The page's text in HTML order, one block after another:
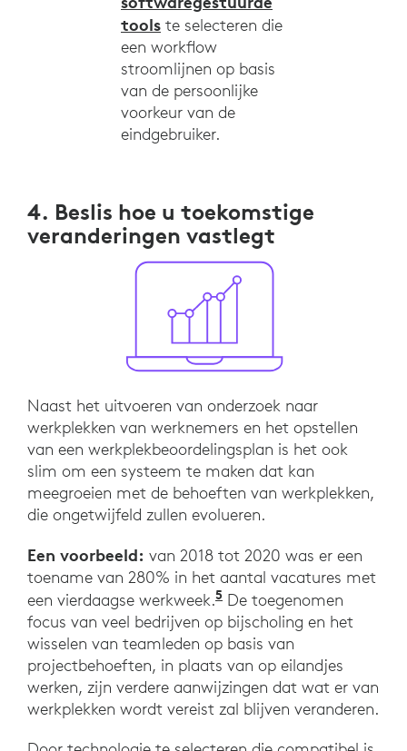
tools te selecteren die
een workflow
stroomlijnen op basis
van de persoonlijke
voorkeur van de
eindgebruiker.
4. Beslis hoe u toekomstige
veranderingen vastlegt
Naast het uitvoeren van onderzoek naar
werkplekken van werknemers en het opstellen
van een werkplekbeoordelingsplan is het ook
slim om een systeem te maken dat kan
meegroeien met de behoeften van werkplekken,
die ongetwijfeld zullen evolueren.
Een voorbeeld: van 2018 tot 2020 was er een
toename van 280% in het aantal vacatures met
een vierdaagse werkweek.5 'The four-day work
De toegenomen
focus van veel bedrijven op bijscholing en het
wisselen van teamleden op basis van
projectbehoeften, in plaats van op eilandjes
werken, zijn verdere aanwijzingen dat wat er van
werkplekken wordt vereist zal blijven veranderen.